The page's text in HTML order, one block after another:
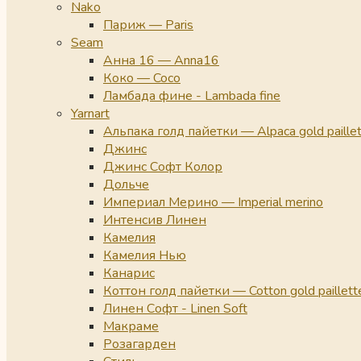
Nako
Париж — Paris
Seam
Анна 16 — Anna16
Коко — Coco
Ламбада фине - Lambada fine
Yarnart
Альпака голд пайетки — Alpaca gold
Джинс
Джинс Софт Колор
Дольче
Империал Мерино — Imperial merino
Интенсив Линен
Камелия
Камелия Нью
Канарис
Коттон голд пайетки — Cotton gold
Линен Софт - Linen Soft
Макраме
Розагарден